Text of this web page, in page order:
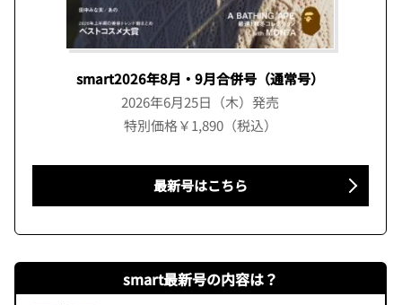
smart2026年8月・9月合併号（通常号）
2026年6月25日（木）発売
特別価格￥1,890（税込）
最新号はこちら
smart最新号の内容は？